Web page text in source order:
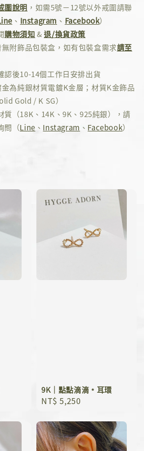
圍說明 ，如需5號－12號以外戒圍請聯
、 Instagram 、 Facebook）
購物須知&退/換貨政策
附飾品包裝盒，如有包裝盒需求請至
認後10-14個工作日安排出貨
為純銀材質電鍍K金層；材質K金飾品
Gold / K SG）
質（18K、14K、9K、925純銀），請
問（Line 、 Instagram 、 Facebook）
9K｜點點滴滴﹡耳環
Regular
NT$ 5,250